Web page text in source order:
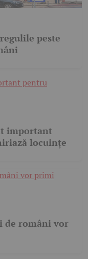
peste
important
locuințe
de români vor